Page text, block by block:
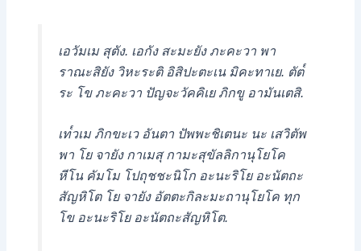
เอวัมเม สุตัง. เอกัง สะมะยัง ภะคะวา พา
ราณะสิยัง วิหะระติ อิสิปะตะเน มิคะทาเย. ตัต๎
ระ โข ภะคะวา ปัญจะวัคคิเย ภิกขู อามันเตสิ.
เท๎วเม ภิกขะเว อันตา ปัพพะชิเตนะ นะ เสวิตัพ
พา โย จายัง กาเมสุ กามะสุขัลลิกานุโยโค
หีโน คัมโม โปถุชชะนิโก อะนะริโย อะนัตถะ
สัญหิโต โย จายัง อัตตะกิละมะถานุโยโค ทุก
โข อะนะริโย อะนัตถะสัญหิโต.